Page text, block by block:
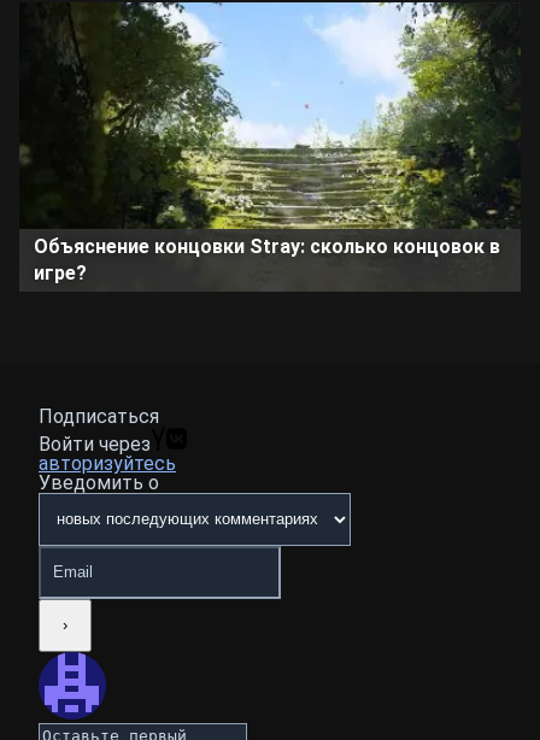
Объяснение концовки Stray: сколько концовок в
игре?
Подписаться
Войти через
авторизуйтесь
Уведомить о